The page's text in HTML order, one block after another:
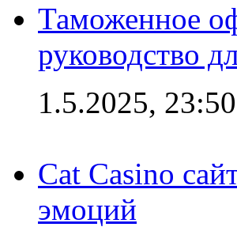
Таможенное
руководство
1.5.2025, 23:50
Cat Casino
эмоций